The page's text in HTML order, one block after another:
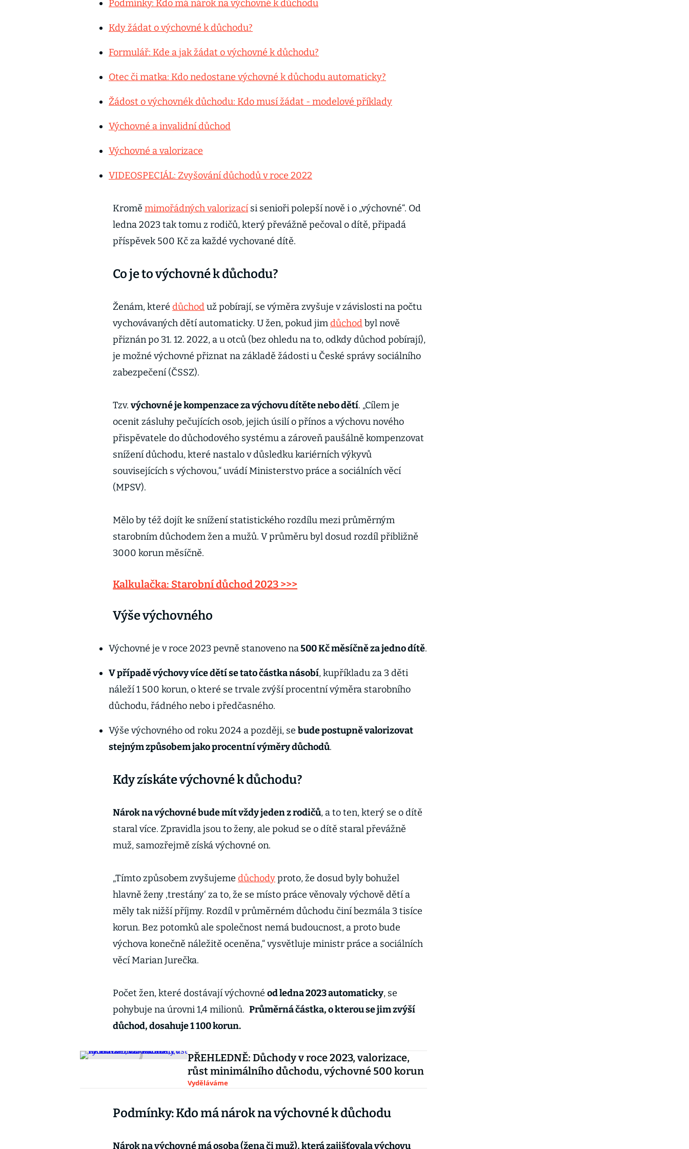
Podmínky: Kdo má nárok na výchovné k důchodu
Kdy žádat o výchovné k důchodu?
Formulář: Kde a jak žádat o výchovné k důchodu?
Otec či matka: Kdo nedostane výchovné k důchodu automaticky?
Žádost o výchovnék důchodu: Kdo musí žádat - modelové příklady
Výchovné a invalidní důchod
Výchovné a valorizace
VIDEOSPECIÁL: Zvyšování důchodů v roce 2022
Kromě mimořádných valorizací si senioři polepší nově i o „výchovné“. Od
ledna 2023 tak tomu z rodičů, který převážně pečoval o dítě, připadá
příspěvek 500 Kč za každé vychované dítě.
Co je to výchovné k důchodu?
Ženám, které důchoduž pobírají, se výměra zvyšuje v závislosti na počtu
vychovávaných dětí automaticky. U žen, pokud jimdůchodbyl nově
přiznán po 31. 12. 2022, a u otců (bez ohledu na to, odkdy důchod pobírají),
je možné výchovné přiznat na základě žádosti u České správy sociálního
zabezpečení (ČSSZ).
Tzv. výchovné je kompenzace za výchovu dítěte nebo dětí. „Cílem je
ocenit zásluhy pečujících osob, jejich úsilí o přínos a výchovu nového
přispěvatele do důchodového systému a zároveň paušálně kompenzovat
snížení důchodu, které nastalo v důsledku kariérních výkyvů
souvisejících s výchovou,“ uvádí Ministerstvo práce a sociálních věcí
(MPSV).
Mělo by též dojít ke snížení statistického rozdílu mezi průměrným
starobním důchodem žen a mužů. V průměru byl dosud rozdíl přibližně
3000 korun měsíčně.
Kalkulačka: Starobní důchod 2023 >>>
Výše výchovného
Výchovné je v roce 2023 pevně stanoveno na500 Kč měsíčně za jedno dítě.
V případě výchovy více dětí se tato částka násobí, kupříkladu za 3 děti
náleží 1 500 korun, o které se trvale zvýší procentní výměra starobního
důchodu, řádného nebo i předčasného.
Výše výchovného od roku 2024 a později, se bude postupně valorizovat
stejným způsobem jako procentní výměry důchodů.
Kdy získáte výchovné k důchodu?
Nárok na výchovné bude mít vždy jeden z rodičů, a to ten, který se o dítě
staral více. Zpravidla jsou to ženy, ale pokud se o dítě staral převážně
muž, samozřejmě získá výchovné on.
„Tímto způsobem zvyšujeme důchodyproto, že dosud byly bohužel
hlavně ženy ‚trestány‘ za to, že se místo práce věnovaly výchově dětí a
měly tak nižší příjmy. Rozdíl v průměrném důchodu činí bezmála 3 tisíce
korun. Bez potomků ale společnost nemá budoucnost, a proto bude
výchova konečně náležitě oceněna,“ vysvětluje ministr práce a sociálních
věcí Marian Jurečka.
Počet žen, které dostávají výchovné od ledna 2023 automaticky, se
pohybuje na úrovni 1,4 milionů. Průměrná částka, o kterou se jim zvýší
důchod, dosahuje 1 100 korun.
PŘEHLEDNĚ: Důchody v roce 2023, valorizace,
růst minimálního důchodu, výchovné 500 korun
Vyděláváme
Podmínky: Kdo má nárok na výchovné k důchodu
Nárok na výchovné má osoba (žena či muž), která zajišťovala výchovu